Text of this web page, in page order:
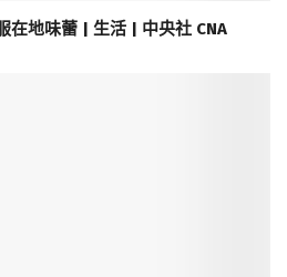
在地味蕾 | 生活 | 中央社 CNA